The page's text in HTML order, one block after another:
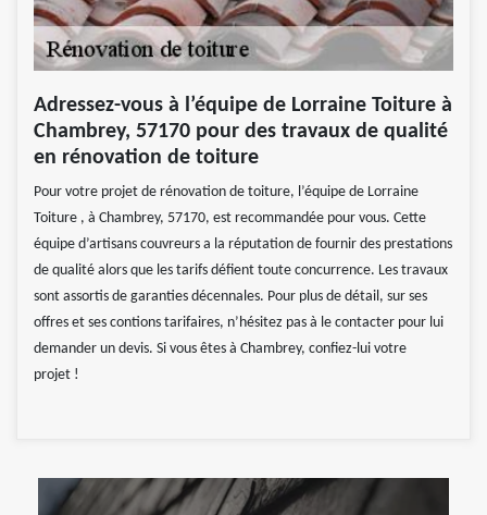
Adressez-vous à l’équipe de Lorraine Toiture à
Chambrey, 57170 pour des travaux de qualité
en rénovation de toiture
Pour votre projet de rénovation de toiture, l’équipe de Lorraine
Toiture , à Chambrey, 57170, est recommandée pour vous. Cette
équipe d’artisans couvreurs a la réputation de fournir des prestations
de qualité alors que les tarifs défient toute concurrence. Les travaux
sont assortis de garanties décennales. Pour plus de détail, sur ses
offres et ses contions tarifaires, n’hésitez pas à le contacter pour lui
demander un devis. Si vous êtes à Chambrey, confiez-lui votre
projet !